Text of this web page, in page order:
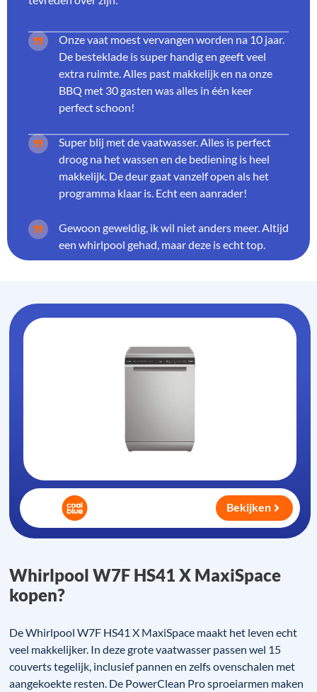
Onze vaat moest vervangen worden na 10 jaar.
De besteklade is super handig en geeft veel
extra ruimte. Alles past makkelijk en na onze
BBQ met 30 gasten was alles in één keer
perfect schoon!
Super blij met de vaatwasser. Alles is perfect
droog na het wassen en de bediening is heel
makkelijk. De deur gaat vanzelf open als het
programma klaar is. Echt een aanrader!
Gewoon geweldig, ik wil niet anders meer. Altijd
een whirlpool gehad, maar deze is echt top.
Whirlpool W7F HS41 X MaxiSpace
kopen?
De Whirlpool W7F HS41 X MaxiSpace maakt het leven echt
veel makkelijker. In deze grote vaatwasser passen wel 15
couverts tegelijk, inclusief pannen en zelfs ovenschalen met
aangekoekte resten. De PowerClean Pro sproeiarmen maken
Bekijken